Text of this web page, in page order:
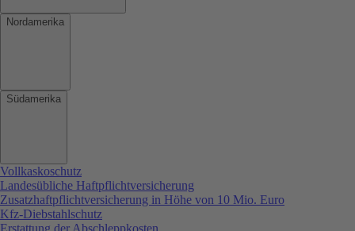
Nordamerika
Südamerika
Vollkaskoschutz
Landesübliche Haftpflichtversicherung
Zusatzhaftpflichtversicherung in Höhe von 10 Mio. Euro
Kfz-Diebstahlschutz
Erstattung der Abschleppkosten